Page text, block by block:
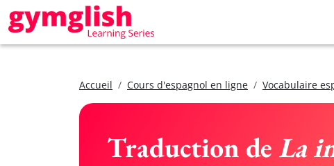
Accueil Cours d'espagnol en ligne Vocabulaire
Traduction de La